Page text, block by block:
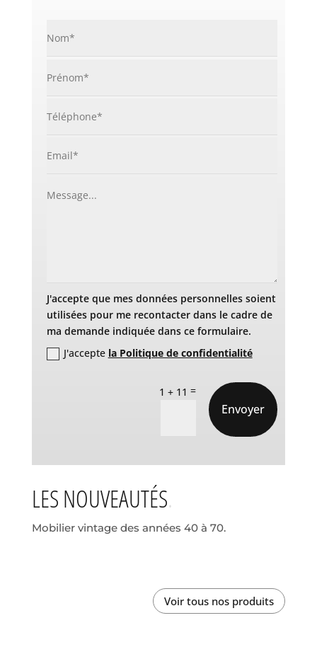
J'accepte que mes données personnelles soient
utilisées pour me recontacter dans le cadre de
ma demande indiquée dans ce formulaire.
J'accepte la Politique de confidentialité
1 + 11 =
Envoyer
LES NOUVEAUTÉS
Mobilier vintage des années 40 à 70.
Voir tous nos produits